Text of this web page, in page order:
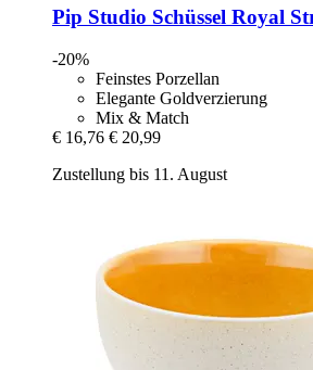
Pip Studio Schüssel Royal
-20%
Feinstes Porzellan
Elegante Goldverzierung
Mix & Match
€ 16,76 € 20,99
Zustellung bis 11. August